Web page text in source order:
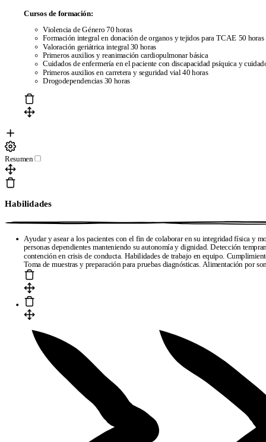
Cursos de formación:
Violencia de Género 70 horas
Formación integral en donación de organos y tejidos para TCAE 50 horas
Valoración geriátrica integral 30 horas
Primeros auxilios y reanimación cardiopulmonar básica
Cuidados de enfermería en el paciente con discapacidad psíquica y
Primeros auxilios en carretera y seguridad vial 40 horas
Drogodependencias 30 horas
Resumen
Habilidades
Ayudar y asear a los pacientes con el fin de colaborar en su integridad física y
personas dependientes manteniendo su autonomía y dignidad. Detección
contención en crisis de conducta. Habilidades de trabajo en equipo.
Toma de muestras y preparación para pruebas diagnósticas. Alimentación por